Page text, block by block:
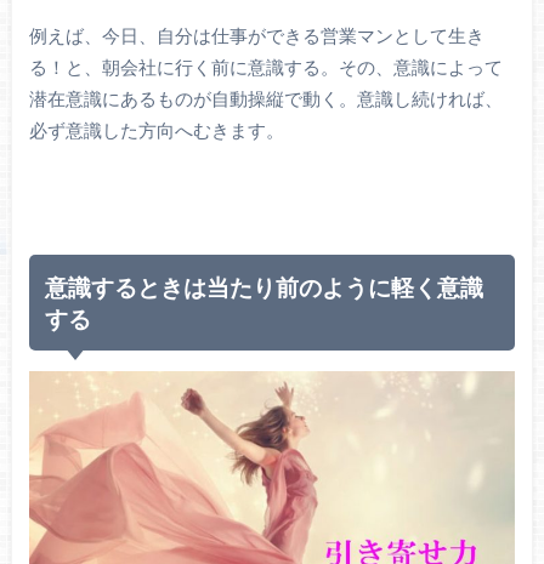
例えば、今日、自分は仕事ができる営業マンとして生き
る！と、朝会社に行く前に意識する。その、意識によって
潜在意識にあるものが自動操縦で動く。意識し続ければ、
必ず意識した方向へむきます。
意識するときは当たり前のように軽く意識
する